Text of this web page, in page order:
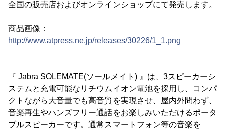
全国の販売店およびオンラインショップにて発売します。
商品画像：
http://www.atpress.ne.jp/releases/30226/1_1.png
『 Jabra SOLEMATE(ソールメイト) 』は、3スピーカーシ
ステムと充電可能なリチウムイオン電池を採用し、コンパ
クトながら大音量でも高音質を実現させ、屋内外問わず、
音楽再生やハンズフリー通話をお楽しみいただけるポータ
ブルスピーカーです。通常スマートフォン等の音楽を